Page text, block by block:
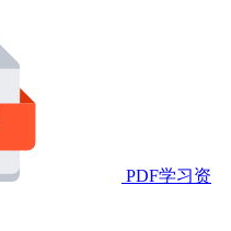
PDF学习资